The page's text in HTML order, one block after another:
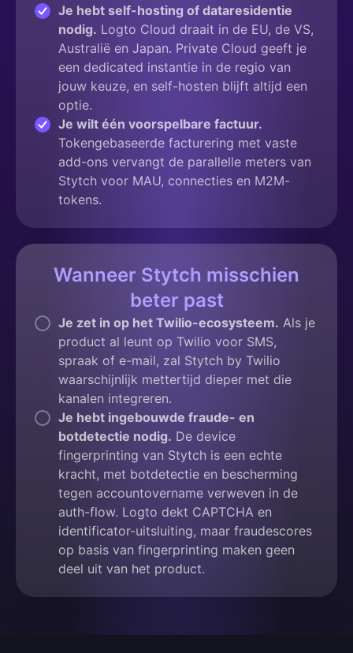
Je hebt self-hosting of dataresidentie
nodig. Logto Cloud draait in de EU, de VS,
Australië en Japan. Private Cloud geeft je
een dedicated instantie in de regio van
jouw keuze, en self-hosten blijft altijd een
optie.
Je wilt één voorspelbare factuur.
Tokengebaseerde facturering met vaste
add-ons vervangt de parallelle meters van
Stytch voor MAU, connecties en M2M-
tokens.
Wanneer Stytch misschien
beter past
Je zet in op het Twilio-ecosysteem. Als je
product al leunt op Twilio voor SMS,
spraak of e-mail, zal Stytch by Twilio
waarschijnlijk mettertijd dieper met die
kanalen integreren.
Je hebt ingebouwde fraude- en
botdetectie nodig. De device
fingerprinting van Stytch is een echte
kracht, met botdetectie en bescherming
tegen accountovername verweven in de
auth-flow. Logto dekt CAPTCHA en
identificator-uitsluiting, maar fraudescores
op basis van fingerprinting maken geen
deel uit van het product.